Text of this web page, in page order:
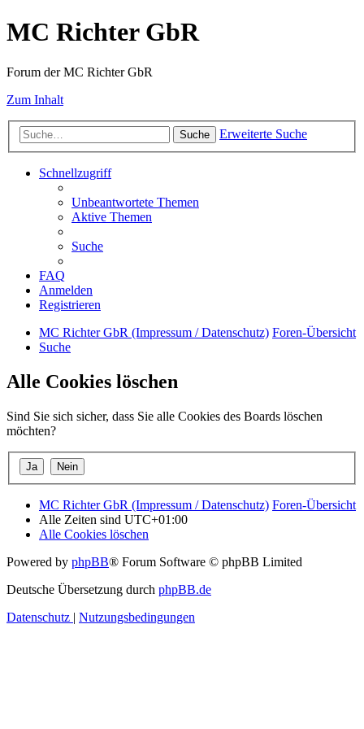
MC Richter GbR
Forum der MC Richter GbR
Zum Inhalt
Suche Erweiterte Suche
Schnellzugriff
Unbeantwortete Themen
Aktive Themen
Suche
FAQ
Anmelden
Registrieren
MC Richter GbR (Impressum / Datenschutz) Foren-Übersicht
Suche
Alle Cookies löschen
Sind Sie sich sicher, dass Sie alle Cookies des Boards löschen
möchten?
MC Richter GbR (Impressum / Datenschutz) Foren-Übersicht
Alle Zeiten sind UTC+01:00
Alle Cookies löschen
Powered by phpBB® Forum Software © phpBB Limited
Deutsche Übersetzung durch phpBB.de
Datenschutz | Nutzungsbedingungen